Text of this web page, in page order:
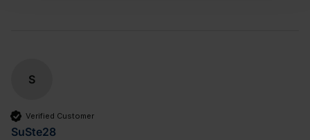
S
Verified Customer
SuSte28